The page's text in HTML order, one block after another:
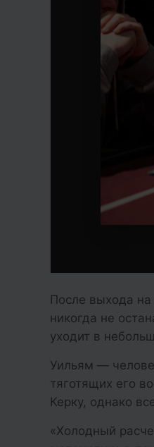
После выхода
никогда не
уходит в
Уильям —
тяготящих его
Керку, однако
«Холодный